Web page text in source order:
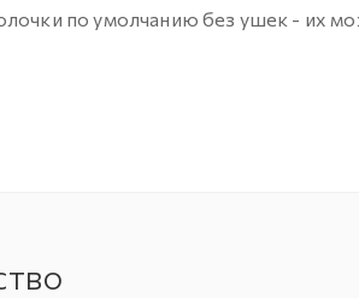
по умолчанию без ушек - их